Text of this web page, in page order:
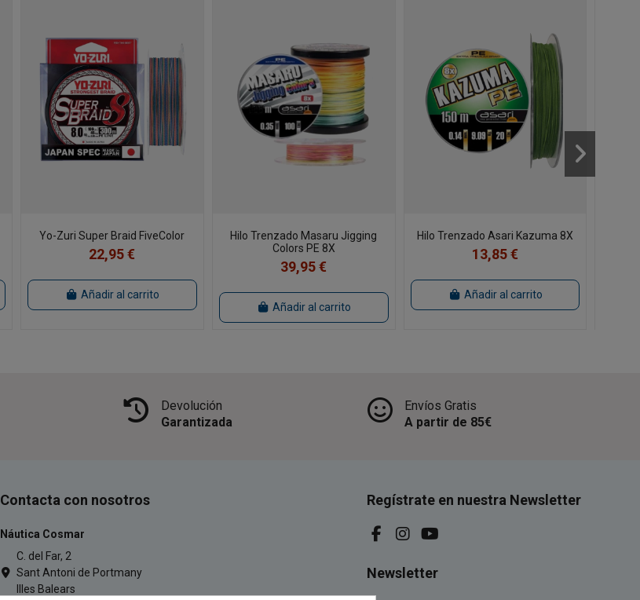
Yo-Zuri Super Braid FiveColor
22,95 €
Añadir al carrito
Hilo Trenzado Masaru Jigging
Colors PE 8X
39,95 €
Añadir al carrito
Hilo Trenzado Asari Kazuma 8X
13,85 €
Añadir al carrito
Devolución
Garantizada
Envíos Gratis
A partir de 85€
Contacta con nosotros
Náutica Cosmar
C. del Far, 2
Sant Antoni de Portmany
Illes Balears
Regístrate en nuestra Newsletter
Newsletter